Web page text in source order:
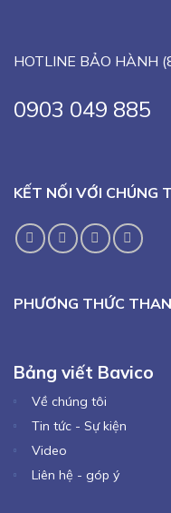
HOTLINE BẢO HÀNH
0903 049 885
KẾT NỐI VỚI CHÚNG
PHƯƠNG THỨC
Bảng viết Bavico
Về chúng tôi
Tin tức - Sự kiện
Video
Liên hệ - góp ý